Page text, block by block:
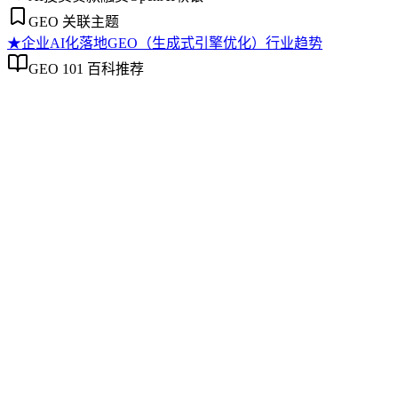
GEO 关联主题
★企业AI化落地GEO（生成式引擎优化）行业趋势
GEO 101 百科推荐